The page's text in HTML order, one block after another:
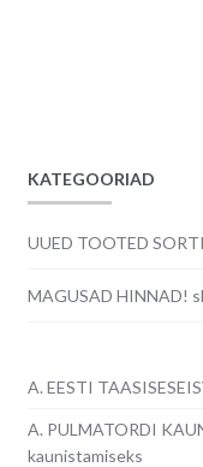
KATEGOORIAD
UUED TOOTED
MAGUSAD HINNAD!
A. EESTI
A. PULMATORDI
kaunistamiseks